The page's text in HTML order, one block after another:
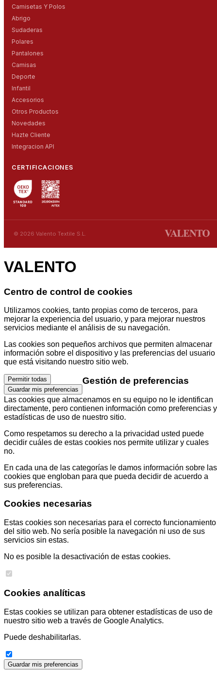
Camisetas Y Polos
Abrigo
Sudaderas
Polares
Pantalones
Camisas
Deporte
Infantil
Accesorios
Otros Productos
Novedades
Hazte Cliente
Integracion API
CERTIFICACIONES
© 2026 Valento Textile S.L.
VALENTO
Centro de control de cookies
Utilizamos cookies, tanto propias como de terceros, para
mejorar la experiencia del usuario, y para mejorar nuestros
servicios mediante el análisis de su navegación.
Las cookies son pequeños archivos que permiten almacenar
información sobre el dispositivo y las preferencias del usuario
que está visitando nuestro sitio web.
Permitir todas
Guardar mis preferencias
Gestión de preferencias
Las cookies que almacenamos en su equipo no le identifican
directamente, pero contienen información como preferencias y
estadísticas de uso de nuestro sitio.
Como respetamos su derecho a la privacidad usted puede
decidir cuáles de estas cookies nos permite utilizar y cuales
no.
En cada una de las categorías le damos información sobre las
cookies que engloban para que pueda decidir de acuerdo a
sus preferencias.
Cookies necesarias
Estas cookies son necesarias para el correcto funcionamiento
del sitio web. No sería posible la navegación ni uso de sus
servicios sin estas.
No es posible la desactivación de estas cookies.
Cookies analíticas
Estas cookies se utilizan para obtener estadísticas de uso de
nuestro sitio web a través de Google Analytics.
Puede deshabilitarlas.
Guardar mis preferencias